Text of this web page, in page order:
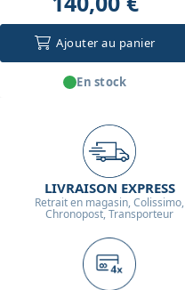
Ajouter au panier
En stock
LIVRAISON EXPRESS
Retrait en magasin, Colissimo,
Chronopost, Transporteur